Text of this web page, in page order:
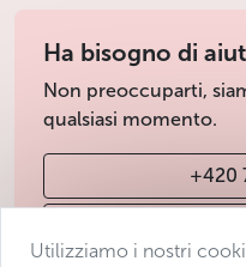
Ha bisogno di
Non preoccuparti,
qualsiasi momento.
+420
Utilizziamo i nostri